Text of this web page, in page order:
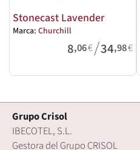
Stonecast Lavender
Marca: Churchill
8,06€/34,98€
Grupo Crisol
IBECOTEL, S.L.
Gestora del Grupo CRISOL